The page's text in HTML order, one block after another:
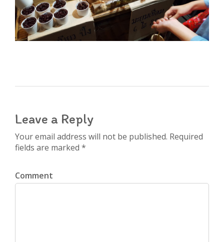
Leave a Reply
Your email address will not be published. Required
fields are marked *
Comment